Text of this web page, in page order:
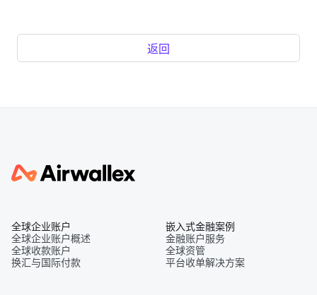
返回
全球企业账户
全球企业账户概述
全球收款账户
换汇与国际付款
嵌入式金融案例
金融账户服务
全球资管
平台收单解决方案